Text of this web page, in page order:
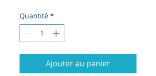
Quantité *
Ajouter au panier